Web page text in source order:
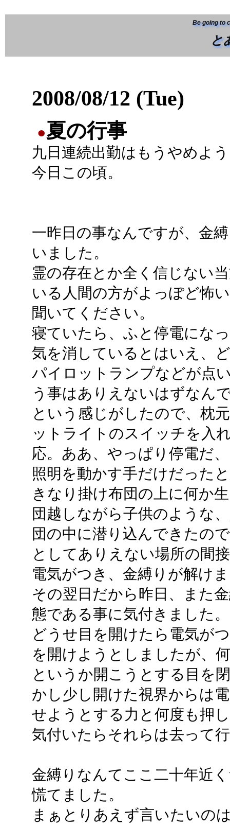
Be going to
と
2008/08/12 (Tue)
●夏の行事
九日連続出勤はもうやめよ
今日この頃。
一昨日の事なんですが、金
いました。
霊の存在とか全く信じない
いる人間の方がよっぽど怖
聞いてください。
寝ていたら、ふと停電にな
気を消しているとはいえ、
パイロットランプなどが点
う事はありえないはずなん
という感じがしたので、枕
ットライトのスイッチを入
応。ああ、やっぱり停電だ
照明を動かす手だけだった
きなり掛け布団の上に何か
団越しながら子供のような
団の中に潜り込んできたの
としてありえない場所の間
電気がつき、金縛りが解け
その翌日だから昨日、また
態である事に気付きました
どうせ目を開けたら電気が
を開けようとしましたが、
というか開こうとする目を
かし少し開けた視界からは
せようとする力と何度も押
気付いたらそれらは去って
金縛りなんてここ二十年近
慌てました。
まぁとりあえず言いたいの